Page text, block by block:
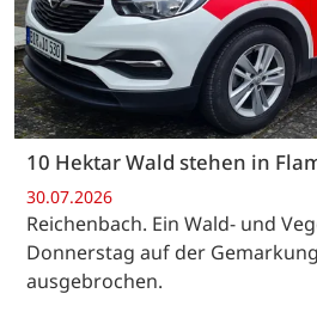
10 Hektar Wald stehen in
30.07.2026
Reichenbach. Ein Wald- und
Donnerstag auf der
ausgebrochen.